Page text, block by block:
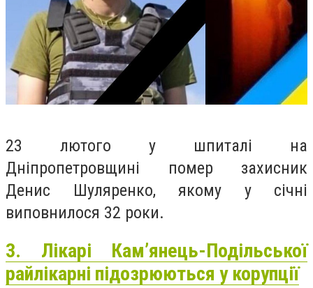
23 лютого у шпиталі на
Дніпропетровщині помер захисник
Денис Шуляренко, якому у січні
виповнилося 32 роки.
3. Лікарі Кам’янець-Подільської
райлікарні підозрюються у корупції